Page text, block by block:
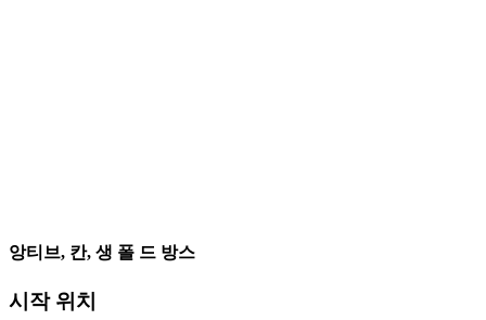
앙티브, 칸, 생 폴 드 방스
시작 위치